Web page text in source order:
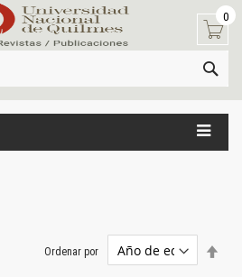
0
Ordenar por